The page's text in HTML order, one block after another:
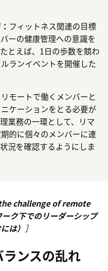
フィットネス関連の目標
ーの健康管理への意識を
とえば、1日の歩数を競わ
ランイベントを開催した
リモートで働くメンバーと
ケーションをとる必要が
業務の一環として、リマ
的に個々のメンバーに連
況を確認するようにしま
challenge of remote
ク下でのリーダーシップ
は） ］
ンスの乱れ